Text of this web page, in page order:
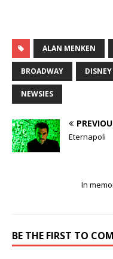
ALAN MENKEN
BROADWAY DISNEY
NEWSIES
Eternapoli
In
BE THE FIRST TO